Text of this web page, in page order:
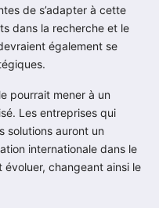
de s’adapter à cette
dans la recherche et le
également se
pourrait mener à un
Les entreprises qui
solutions auront un
internationale dans le
évoluer, changeant ainsi le